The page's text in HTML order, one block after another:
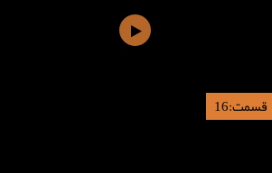
قسمت:16